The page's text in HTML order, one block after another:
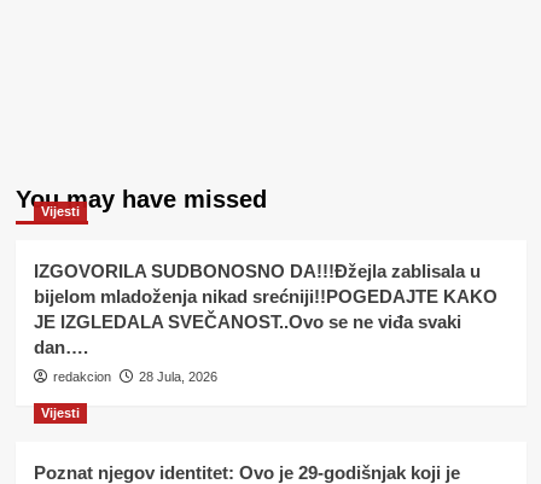
You may have missed
Vijesti
IZGOVORILA SUDBONOSNO DA!!!Đžejla zablisala u
bijelom mladoženja nikad srećniji!!POGEDAJTE KAKO
JE IZGLEDALA SVEČANOST..Ovo se ne viđa svaki
dan….
redakcion 28 Jula, 2026
Vijesti
Poznat njegov identitet: Ovo je 29-godišnjak koji je